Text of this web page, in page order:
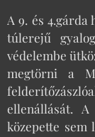
A 9. és
túlerejű
védelembe
megtörni a
ellenállását.
közepette